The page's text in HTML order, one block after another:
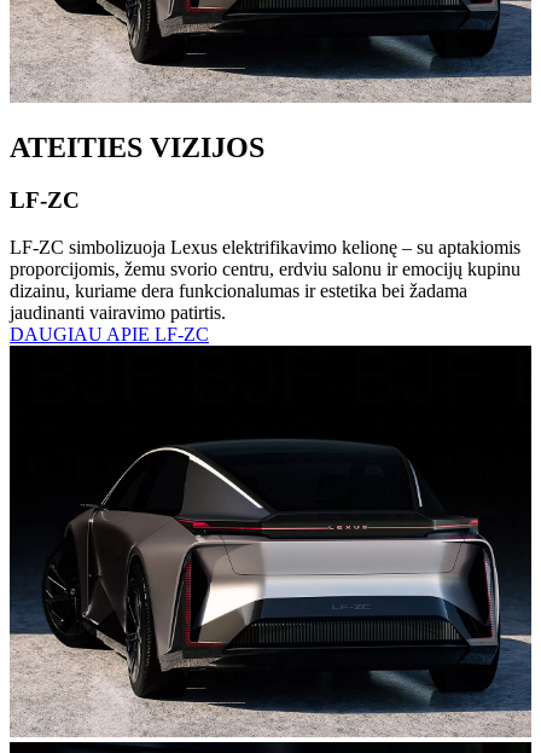
ATEITIES VIZIJOS
LF-ZC
LF-ZC simbolizuoja Lexus elektrifikavimo kelionę – su aptakiomis
proporcijomis, žemu svorio centru, erdviu salonu ir emocijų kupinu
dizainu, kuriame dera funkcionalumas ir estetika bei žadama
jaudinanti vairavimo patirtis.
DAUGIAU APIE LF-ZC